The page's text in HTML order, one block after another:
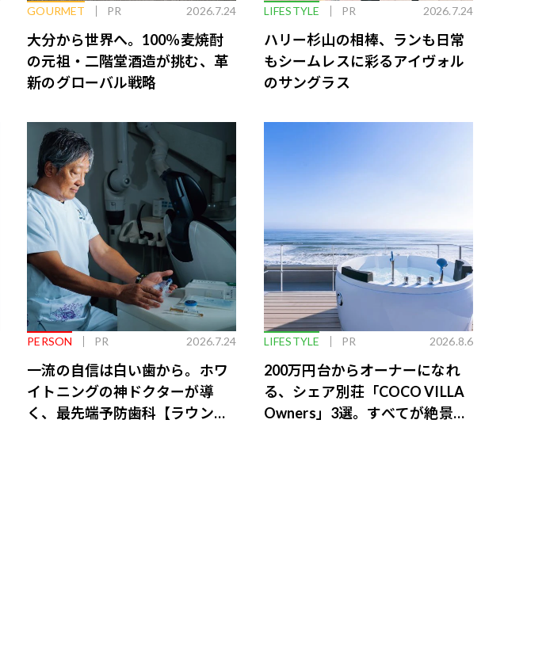
GOURMET PR 2026.7.24
大分から世界へ。100％麦焼酎
の元祖・二階堂酒造が挑む、革
新のグローバル戦略
LIFESTYLE PR 2026.7.24
ハリー杉山の相棒、ランも日常
もシームレスに彩るアイヴォル
のサングラス
PERSON PR 2026.7.24
一流の自信は白い歯から。ホワ
イトニングの神ドクターが導
く、最先端予防歯科【ラウンジ
LIFESTYLE PR 2026.8.6
200万円台からオーナーになれ
る、シェア別荘「COCO VILLA
Owners」3選。すべてが絶景、